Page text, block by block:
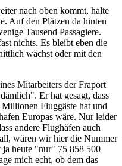
nach oben kommt, halte
Auf den Plätzen da hinten
Tausend Passagiere.
nichts. Es bleibt eben die
wächst oder mit den
Mitarbeiters der Fraport
Er hat gesagt, dass
Fluggäste hat und
Europas wäre. Nur leider
andere Flughäfen auch
wären wir hier die Nummer
heute "nur" 75 858 500
mich echt, ob dem das